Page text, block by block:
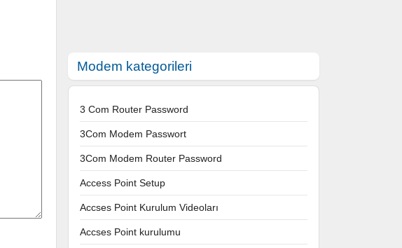
Modem kategorileri
3 Com Router Password
3Com Modem Passwort
3Com Modem Router Password
Access Point Setup
Accses Point Kurulum Videoları
Accses Point kurulumu